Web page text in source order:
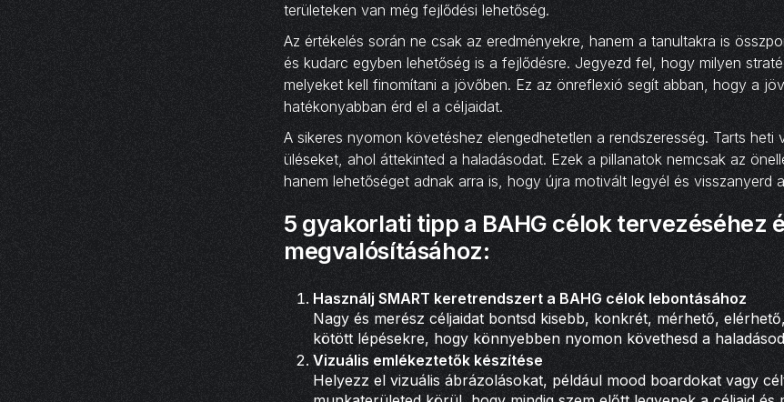
területeken van még fejlődési lehetőség.
Az értékelés során ne csak az eredményekre, hanem a tanultakra is
és kudarc egyben lehetőség is a fejlődésre. Jegyezd fel, hogy milyen
melyeket kell finomítani a jövőben. Ez az önreflexió segít abban, hogy a
hatékonyabban érd el a céljaidat.
A sikeres nyomon követéshez elengedhetetlen a rendszeresség. Tarts heti
üléseket, ahol áttekinted a haladásodat. Ezek a pillanatok nemcsak az
hanem lehetőséget adnak arra is, hogy újra motivált legyél és visszanyerd
5 gyakorlati tipp a BAHG célok tervezéséhez
megvalósításához:
Használj SMART keretrendszert a BAHG célok lebontásához
Nagy és merész céljaidat bontsd kisebb, konkrét, mérhető,
kötött lépésekre, hogy könnyebben nyomon követhesd a
Vizuális emlékeztetők készítése
Helyezz el vizuális ábrázolásokat, például mood boardokat vagy